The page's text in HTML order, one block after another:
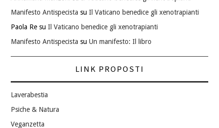
Manifesto Antispecista suIl Vaticano benedice gli xenotrapianti
Paola Re suIl Vaticano benedice gli xenotrapianti
Manifesto Antispecista suUn manifesto: Il libro
LINK PROPOSTI
Laverabestia
Psiche & Natura
Veganzetta